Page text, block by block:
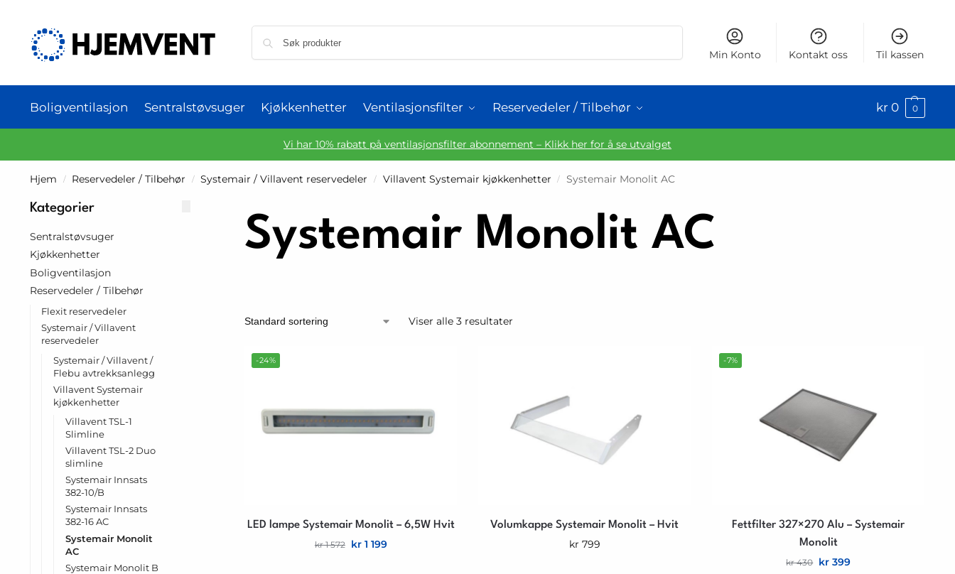
Min Konto Kontakt oss Til kassen
Boligventilasjon Sentralstøvsuger Kjøkkenhetter Ventilasjonsfilter Reservedeler / Tilbehør kr 0 0
Vi har 10% rabatt på ventilasjonsfilter abonnement – Klikk her for å se utvalget
Hjem / Reservedeler / Tilbehør / Systemair / Villavent reservedeler / Villavent Systemair kjøkkenhetter / Systemair Monolit AC
Systemair Monolit AC
Viser alle 3 resultater
-24%
LED lampe Systemair Monolit – 6,5W Hvit
kr1 572 kr1 199
Volumkappe Systemair Monolit – Hvit
kr 799
-7%
Fettfilter 327×270 Alu – Systemair
Monolit
kr430 kr 399
Kategorier
Sentralstøvsuger
Kjøkkenhetter
Boligventilasjon
Reservedeler / Tilbehør
Flexit reservedeler
Systemair / Villavent
reservedeler
Systemair / Villavent /
Flebu avtrekksanlegg
Villavent Systemair
kjøkkenhetter
Villavent TSL-1
Slimline
Villavent TSL-2 Duo
slimline
Systemair Innsats
382-10/B
Systemair Innsats
382-16 AC
Systemair Monolit
AC
Systemair Monolit B